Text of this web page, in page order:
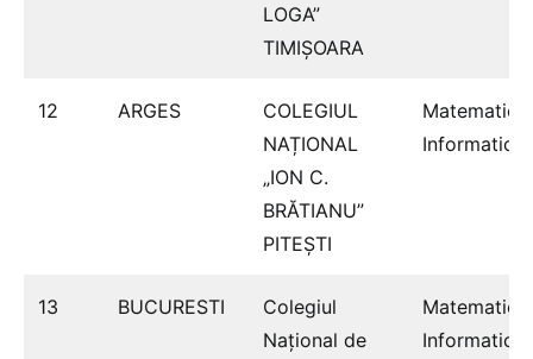
LOGA”
TIMIȘOARA
12 ARGES
COLEGIUL
NAȚIONAL
„ION C.
BRĂTIANU”
PITEȘTI
Informatică
13 BUCURESTI
Colegiul
Naţional de
Informatică